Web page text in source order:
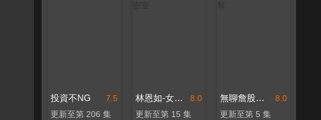
7.5
投資不NG
更新至第 206 集
8.0
林恩如-女王投資密室
更新至第 15 集
8.0
無聊詹股市提款幫
更新至第 5 集